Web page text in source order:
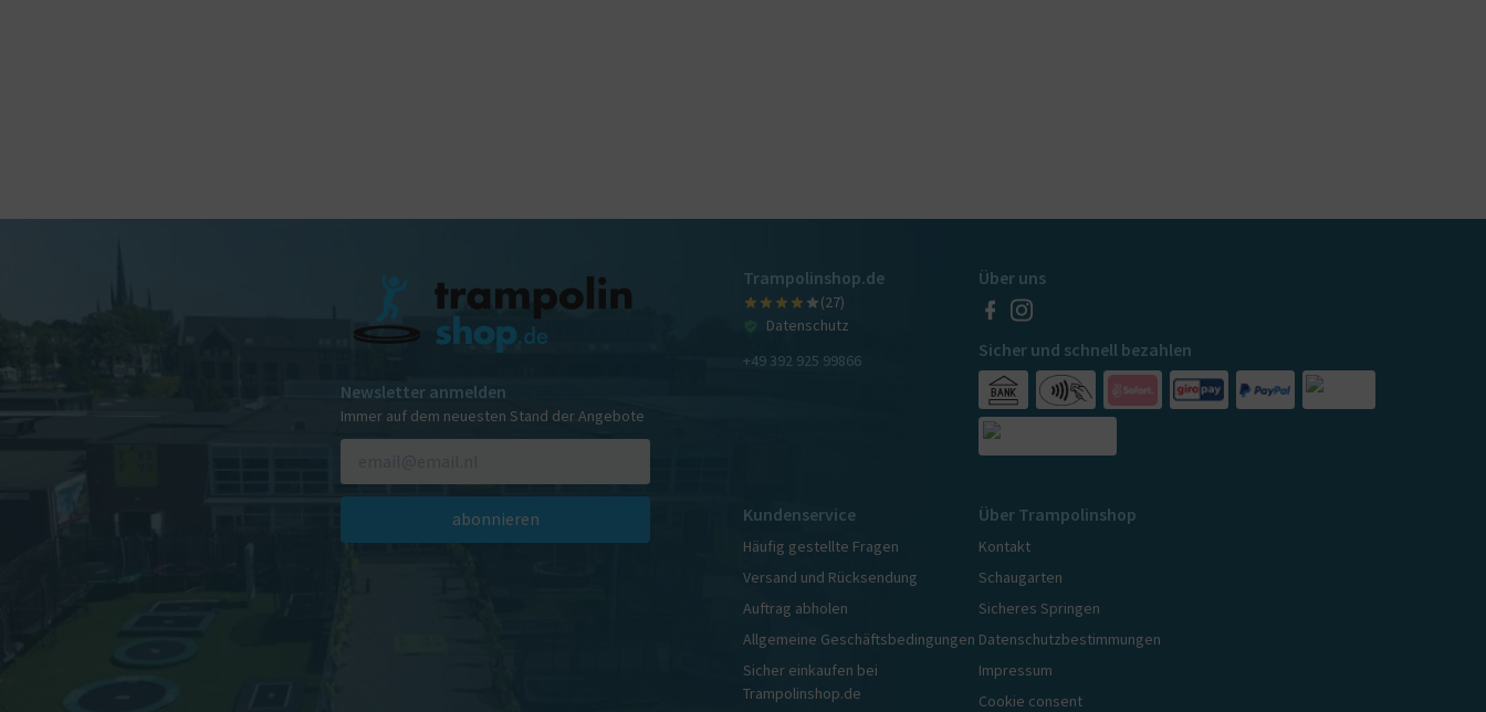
Newsletter anmelden
Immer auf dem neuesten Stand der Angebote
abonnieren
Trampolinshop.de
(27)
Datenschutz
+49 392 925 99866
Über uns
Sicher und schnell bezahlen
Kundenservice
Häufig gestellte Fragen
Versand und Rücksendung
Auftrag abholen
Allgemeine Geschäftsbedingungen
Sicher einkaufen bei
Trampolinshop.de
Über Trampolinshop
Kontakt
Schaugarten
Sicheres Springen
Datenschutzbestimmungen
Impressum
Cookie consent